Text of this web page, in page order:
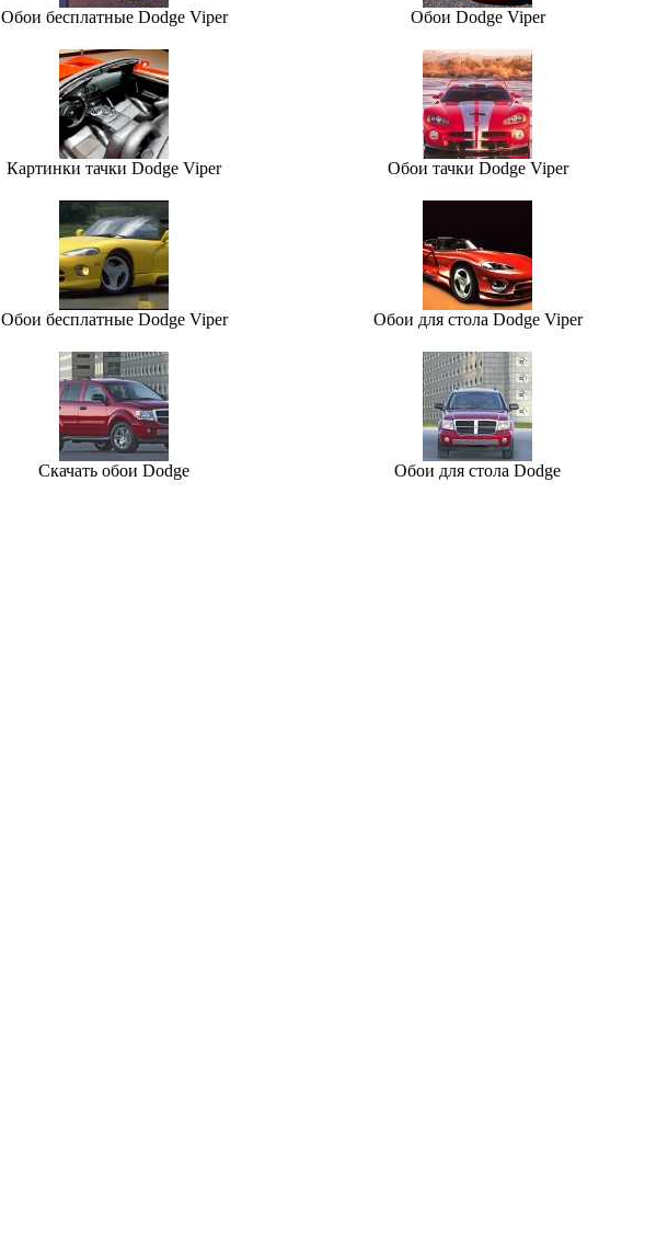
Обои бесплатные Dodge Viper Обои Dodge Viper
Картинки тачки Dodge Viper Обои тачки Dodge Viper
Обои бесплатные Dodge Viper Обои для стола Dodge Viper
Скачать обои Dodge Обои для стола Dodge